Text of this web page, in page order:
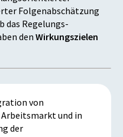
Folgenabschätzung
das Regelungs-
den Wirkungszielen
von
und in
der